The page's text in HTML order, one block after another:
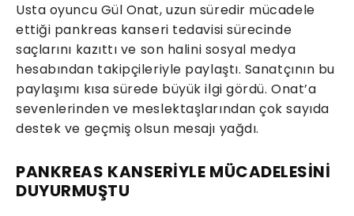
Usta oyuncu Gül Onat, uzun süredir mücadele
ettiği pankreas kanseri tedavisi sürecinde
saçlarını kazıttı ve son halini sosyal medya
hesabından takipçileriyle paylaştı. Sanatçının bu
paylaşımı kısa sürede büyük ilgi gördü. Onat’a
sevenlerinden ve meslektaşlarından çok sayıda
destek ve geçmiş olsun mesajı yağdı.
PANKREAS KANSERİYLE MÜCADELESİNİ
DUYURMUŞTU